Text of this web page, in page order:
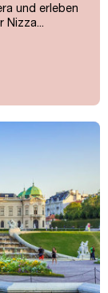
und erleben
Nizza...